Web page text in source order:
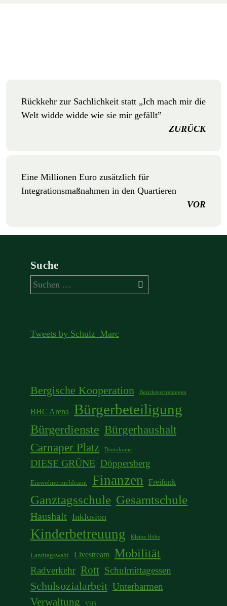
Rückkehr zur Sachlichkeit statt „Ich mach mir die
Welt widde widde wie sie mir gefällt”
ZURÜCK
Eine Millionen Euro zusätzlich für
Integrationsmaßnahmen in den Quartieren
VOR
Suche
Suchen
nach:
Tweets by Schulz_Marc
Bergische Kooperation Bezirksvertretungen
BHC Arena Bürgerbeteiligung
Bürgerdienste Bürgerhaushalt
Carnaper Platz
Demokratie
DIESE GRÜNE Döppersberg
Einwohnermeldeamt Finanzen Freifunk
Ganztagsschule Gesamtschule
Haushalt Inklusion
Kinderbetreuung Kleine Höhe
Landtagswahl Livestream Mobilität
Radverkehr Rott Schulmittagessen
Schulsozialarbeit Unterbarmen
Verwaltung VHS